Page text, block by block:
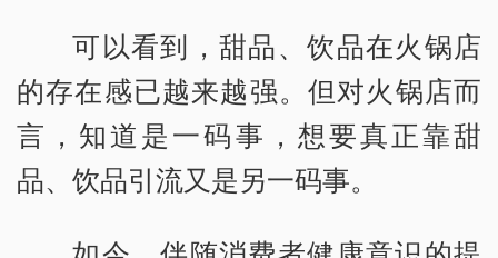
可以看到，甜品、饮品在火锅店
的存在感已越来越强。但对火锅店而
言，知道是一码事，想要真正靠甜
品、饮品引流又是另一码事。